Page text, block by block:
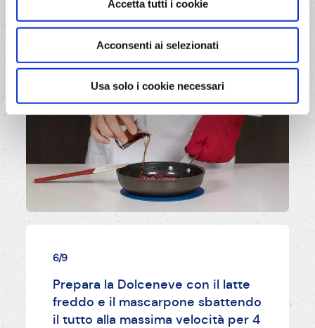
Accetta tutti i cookie
Acconsenti ai selezionati
Usa solo i cookie necessari
6/9
Prepara la Dolceneve con il latte
freddo e il mascarpone sbattendo
il tutto alla massima velocità per 4